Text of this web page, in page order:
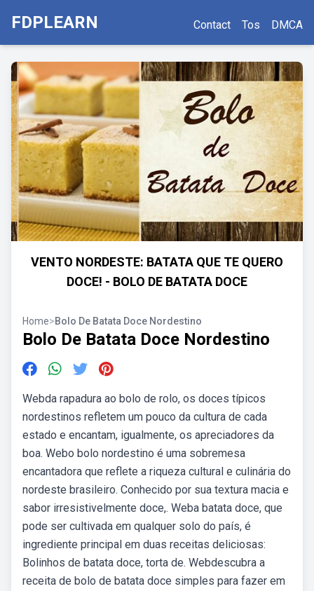
FDPLEARN Contact Tos DMCA
VENTO NORDESTE: BATATA QUE TE QUERO
DOCE! - BOLO DE BATATA DOCE
Home>Bolo De Batata Doce Nordestino
Bolo De Batata Doce Nordestino
Webda rapadura ao bolo de rolo, os doces típicos
nordestinos refletem um pouco da cultura de cada
estado e encantam, igualmente, os apreciadores da
boa. Webo bolo nordestino é uma sobremesa
encantadora que reflete a riqueza cultural e culinária do
nordeste brasileiro. Conhecido por sua textura macia e
sabor irresistivelmente doce,. Weba batata doce, que
pode ser cultivada em qualquer solo do país, é
ingrediente principal em duas receitas deliciosas:
Bolinhos de batata doce, torta de. Webdescubra a
receita de bolo de batata doce simples para fazer em